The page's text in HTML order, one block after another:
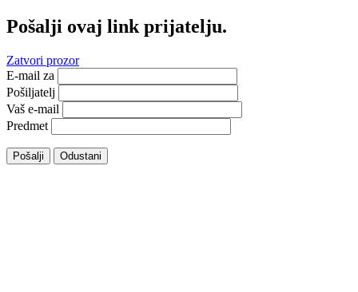
Pošalji ovaj link prijatelju.
Zatvori prozor
E-mail za
Pošiljatelj
Vaš e-mail
Predmet
Pošalji Odustani